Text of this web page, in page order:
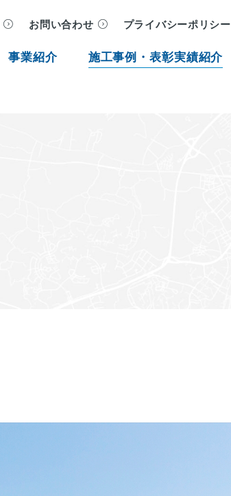
お問い合わせ プライバシーポリシー
事業紹介 施工事例・表彰実績紹介